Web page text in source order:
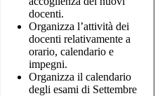
docenti.
Organizza l’attività dei
docenti relativamente a
orario, calendario e
impegni.
Organizza il calendario
degli esami di Settembre